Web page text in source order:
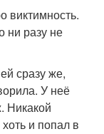
виктимность.
ни разу не
сразу же,
У неё
Никакой
и попал в